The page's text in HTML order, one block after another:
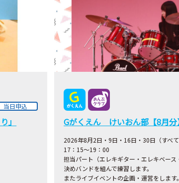
当日申込
」 Gがくえん けいおん部【8月分
2026年8月2日・9日・16日・30日（すべて
17：15～19：00
担当パート（エレキギター・エレキベー
決めバンドを組んで練習します。
またライブイベントの企画・運営をします。